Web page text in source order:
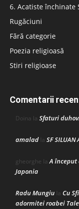
6. Acatiste închinate
Rugăciuni
Fără categorie
Poezia religioasă
Stiri religioase
Comentarii
Doina la Sfaturi
amalad la SF SILUAN
gheorghe laA
Japonia
Radu Mungiu la Cu
adormitei roabei